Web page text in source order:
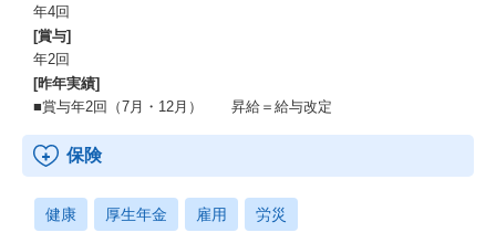
年4回
[賞与]
年2回
[昨年実績]
■賞与年2回（7月・12月） 昇給＝給与改定
保険
健康 厚生年金 雇用 労災